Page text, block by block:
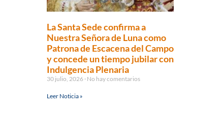
La Santa Sede confirma a
Nuestra Señora de Luna como
Patrona de Escacena del Campo
y concede un tiempo jubilar con
Indulgencia Plenaria
30 julio, 2026 No hay comentarios
Leer Noticia »